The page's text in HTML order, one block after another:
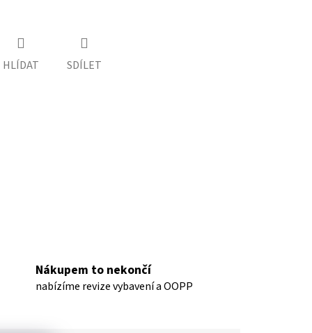
HLÍDAT SDÍLET
Nákupem to nekončí
nabízíme revize vybavení a OOPP